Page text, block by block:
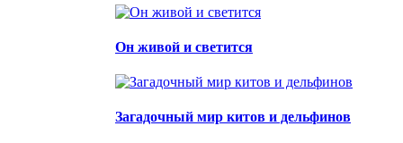
Он живой и светится
Загадочный мир китов и дельфинов